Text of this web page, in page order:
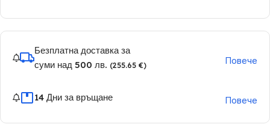
Безплатна доставка за
суми над 500 лв. (255.65 €) Повече
14 Дни за връщане Повече